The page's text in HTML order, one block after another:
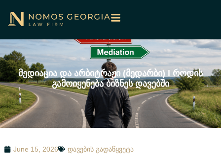
მედიაცია და არბიტრაჟი (მედარბი) l როდის
გამოიყენება ბიზნეს დავებში
June 15, 2026 დავების გადაწყვეტა